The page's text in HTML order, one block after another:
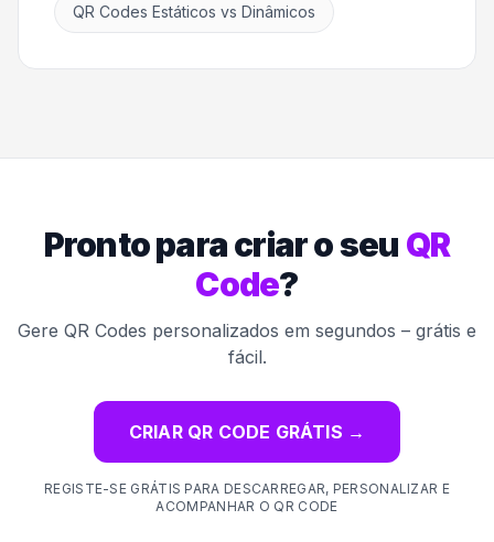
QR Codes Estáticos vs Dinâmicos
Pronto para criar o seu QR
Code?
Gere QR Codes personalizados em segundos – grátis e
fácil.
CRIAR QR CODE GRÁTIS →
REGISTE-SE GRÁTIS PARA DESCARREGAR, PERSONALIZAR E
ACOMPANHAR O QR CODE